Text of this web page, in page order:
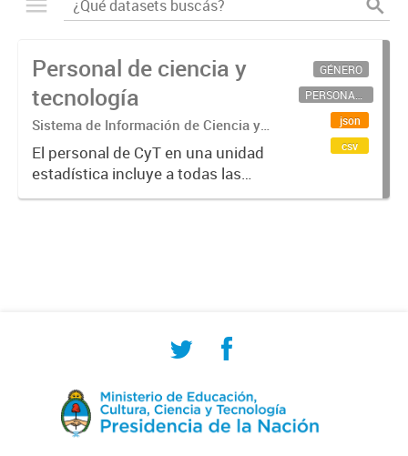
Personal de ciencia y
tecnología
Sistema de Información de Ciencia y
Tecnología Argentino (SICYTAR)
El personal de CyT en una unidad
estadística incluye a todas las
personas involucradas
GÉNERO
PERSONAL CIENTÍFICO-TECNOLÓGICO
json
csv